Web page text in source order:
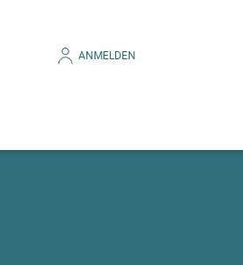
ANMELDEN